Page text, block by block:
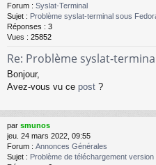
Forum : Syslat-Terminal
Sujet : Problème syslat-terminal sous
Réponses : 3
Vues : 25852
Re: Problème syslat-
Bonjour,
Avez-vous vu ce post ?
par smunos
jeu. 24 mars 2022, 09:55
Forum : Annonces Générales
Sujet : Problème de téléchargement version